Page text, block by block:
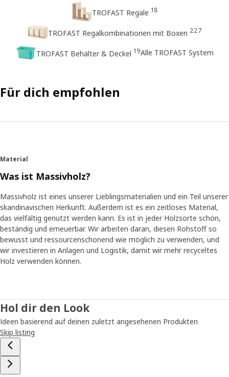
TROFAST Regale 18
TROFAST Regalkombinationen mit Boxen 227
TROFAST Behälter & Deckel 19Alle TROFAST System
Für dich empfohlen
Material
Was ist Massivholz?
Massivholz ist eines unserer Lieblingsmaterialien und ein Teil unserer
skandinavischen Herkunft. Außerdem ist es ein zeitloses Material,
das vielfältig genutzt werden kann. Es ist in jeder Holzsorte schön,
beständig und erneuerbar. Wir arbeiten daran, diesen Rohstoff so
bewusst und ressourcenschonend wie möglich zu verwenden, und
wir investieren in Anlagen und Logistik, damit wir mehr recyceltes
Holz verwenden können.
Hol dir den Look
Ideen basierend auf deinen zuletzt angesehenen Produkten
Skip listing